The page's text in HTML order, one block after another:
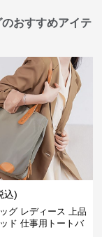
おすすめアイテ
込)
グ レディース 上品
ド 仕事用トートバ